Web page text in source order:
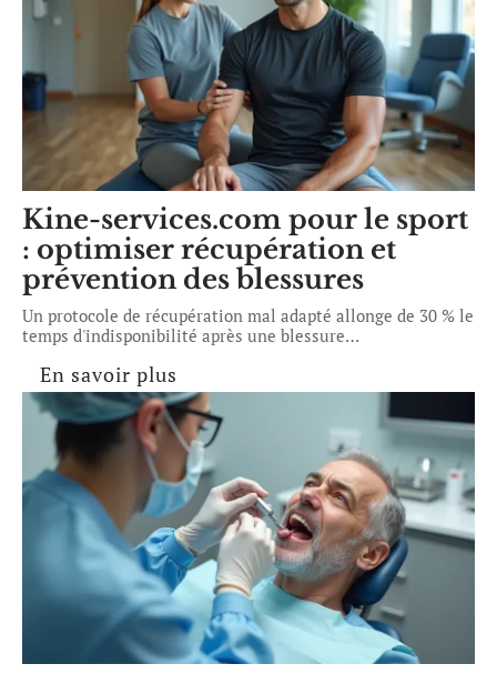
Kine-services.com pour le sport
: optimiser récupération et
prévention des blessures
Un protocole de récupération mal adapté allonge de 30 % le
temps d'indisponibilité après une blessure…
En savoir plus